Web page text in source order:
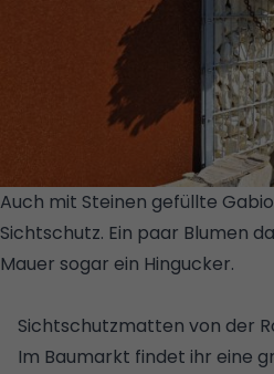
Auch mit Steinen gefüllte
Sichtschutz. Ein paar Blumen
Mauer sogar ein Hingucker.
Sichtschutzmatten von der
Im Baumarkt findet ihr eine